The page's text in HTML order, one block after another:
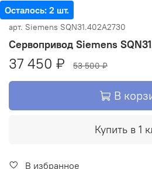
Осталось: 2 шт.
арт. Siemens SQN31.402A2730
Сервопривод Siemens
37 450 ₽ 53 500 ₽
В
Купить в 1
В избранное